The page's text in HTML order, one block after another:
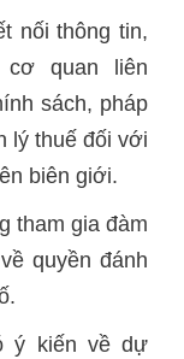
nối thông tin,
quan liên
sách, pháp
lý thuế đối với
biên giới.
tham gia đàm
quyền đánh
ý kiến về dự